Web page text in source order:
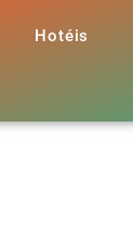
Hotéis